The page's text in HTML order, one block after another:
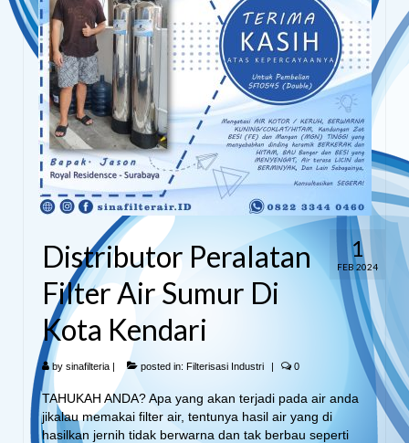
1
FEB 2024
Distributor Peralatan
Filter Air Sumur Di
Kota Kendari
by sinafilteria | posted in: Filterisasi Industri | 0
TAHUKAH ANDA? Apa yang akan terjadi pada air anda
jikalau memakai filter air, tentunya hasil air yang di
hasilkan jernih tidak berwarna dan tak berbau seperti